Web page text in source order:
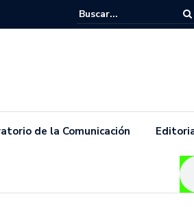
Movimiento feminista se
Salvador.
de la Comunicación